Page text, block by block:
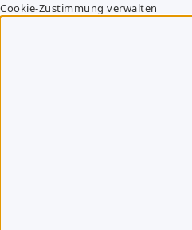
Cookie-Zustimmung verwalten